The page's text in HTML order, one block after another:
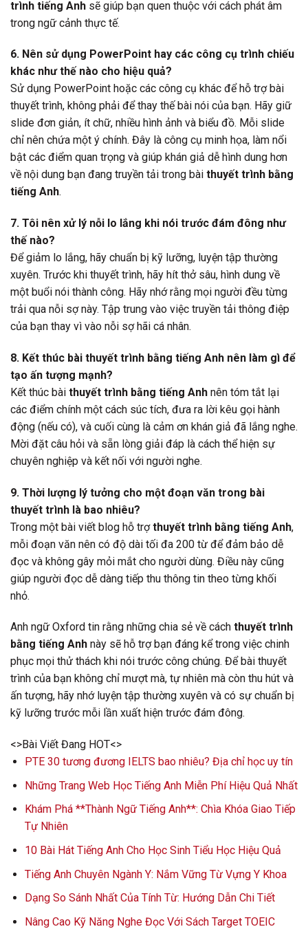
trình tiếng Anh sẽ giúp bạn quen thuộc với cách phát âm
trong ngữ cảnh thực tế.
6. Nên sử dụng PowerPoint hay các công cụ trình chiếu
khác như thế nào cho hiệu quả?
Sử dụng PowerPoint hoặc các công cụ khác để hỗ trợ bài
thuyết trình, không phải để thay thế bài nói của bạn. Hãy giữ
slide đơn giản, ít chữ, nhiều hình ảnh và biểu đồ. Mỗi slide
chỉ nên chứa một ý chính. Đây là công cụ minh họa, làm nổi
bật các điểm quan trọng và giúp khán giả dễ hình dung hơn
về nội dung bạn đang truyền tải trong bài thuyết trình bằng
tiếng Anh.
7. Tôi nên xử lý nỗi lo lắng khi nói trước đám đông như
thế nào?
Để giảm lo lắng, hãy chuẩn bị kỹ lưỡng, luyện tập thường
xuyên. Trước khi thuyết trình, hãy hít thở sâu, hình dung về
một buổi nói thành công. Hãy nhớ rằng mọi người đều từng
trải qua nỗi sợ này. Tập trung vào việc truyền tải thông điệp
của bạn thay vì vào nỗi sợ hãi cá nhân.
8. Kết thúc bài thuyết trình bằng tiếng Anh nên làm gì để
tạo ấn tượng mạnh?
Kết thúc bài thuyết trình bằng tiếng Anh nên tóm tắt lại
các điểm chính một cách súc tích, đưa ra lời kêu gọi hành
động (nếu có), và cuối cùng là cảm ơn khán giả đã lắng nghe.
Mời đặt câu hỏi và sẵn lòng giải đáp là cách thể hiện sự
chuyên nghiệp và kết nối với người nghe.
9. Thời lượng lý tưởng cho một đoạn văn trong bài
thuyết trình là bao nhiêu?
Trong một bài viết blog hỗ trợthuyết trình bằng tiếng Anh,
mỗi đoạn văn nên có độ dài tối đa 200 từ để đảm bảo dễ
đọc và không gây mỏi mắt cho người dùng. Điều này cũng
giúp người đọc dễ dàng tiếp thu thông tin theo từng khối
nhỏ.
Anh ngữ Oxford tin rằng những chia sẻ về cách thuyết trình
bằng tiếng Anh này sẽ hỗ trợ bạn đáng kể trong việc chinh
phục mọi thử thách khi nói trước công chúng. Để bài thuyết
trình của bạn không chỉ mượt mà, tự nhiên mà còn thu hút và
ấn tượng, hãy nhớ luyện tập thường xuyên và có sự chuẩn bị
kỹ lưỡng trước mỗi lần xuất hiện trước đám đông.
<>Bài Viết Đang HOT<>
PTE 30 tương đương IELTS bao nhiêu? Địa chỉ học uy tín
Những Trang Web Học Tiếng Anh Miễn Phí Hiệu Quả Nhất
Khám Phá **Thành Ngữ Tiếng Anh**: Chìa Khóa Giao Tiếp
Tự Nhiên
10 Bài Hát Tiếng Anh Cho Học Sinh Tiểu Học Hiệu Quả
Tiếng Anh Chuyên Ngành Y: Nắm Vững Từ Vựng Y Khoa
Dạng So Sánh Nhất Của Tính Từ: Hướng Dẫn Chi Tiết
Nâng Cao Kỹ Năng Nghe Đọc Với Sách Target TOEIC